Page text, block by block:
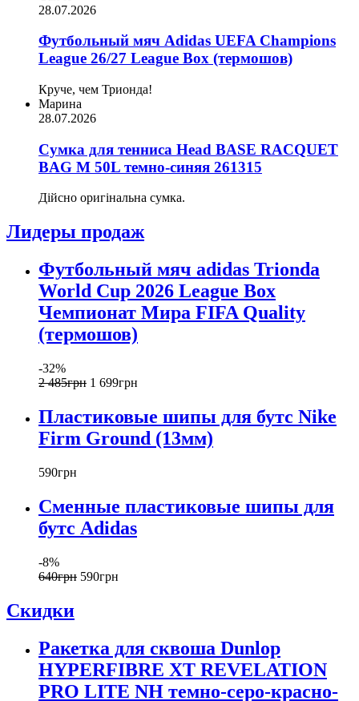
28.07.2026
Футбольный мяч Adidas UEFA Champions
League 26/27 League Box (термошов)
Круче, чем Трионда!
Марина
28.07.2026
Сумка для тенниса Head BASE RACQUET
BAG M 50L темно-синяя 261315
Дійсно оригінальна сумка.
Лидеры продаж
Футбольный мяч adidas Trionda
World Cup 2026 League Box
Чемпионат Мира FIFA Quality
(термошов)
-32%
2 485грн 1 699грн
Пластиковые шипы для бутс Nike
Firm Ground (13мм)
590грн
Сменные пластиковые шипы для
бутс Adidas
-8%
640грн 590грн
Скидки
Ракетка для сквоша Dunlop
HYPERFIBRE XT REVELATION
PRO LITE NH темно-серо-красно-